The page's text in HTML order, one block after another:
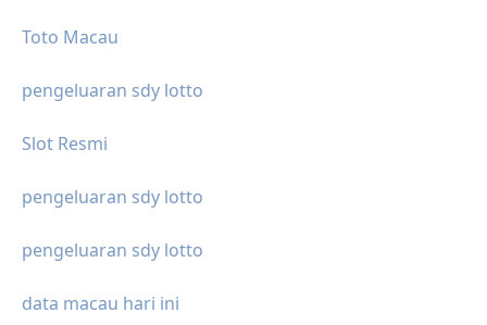
Toto Macau
pengeluaran sdy lotto
Slot Resmi
pengeluaran sdy lotto
pengeluaran sdy lotto
data macau hari ini